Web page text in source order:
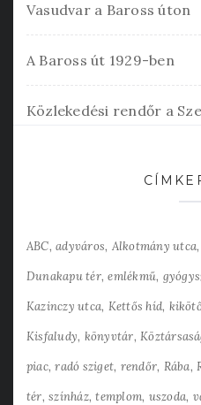
Vasudvar a Baross úton
A Baross út 1929-ben
Közlekedési rendőr a
ABC adyváros Alkotmány utca
Dunakapu tér emlékmű
Kazinczy utca Kettős híd
Kisfaludy könyvtár
piac radó sziget rendőr Rába
tér színház templom uszoda